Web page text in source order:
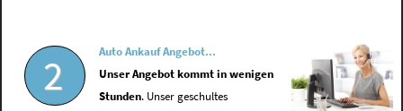
2
Auto Ankauf Angebot...
Unser Angebot kommt in wenigen
Stunden. Unser geschultes